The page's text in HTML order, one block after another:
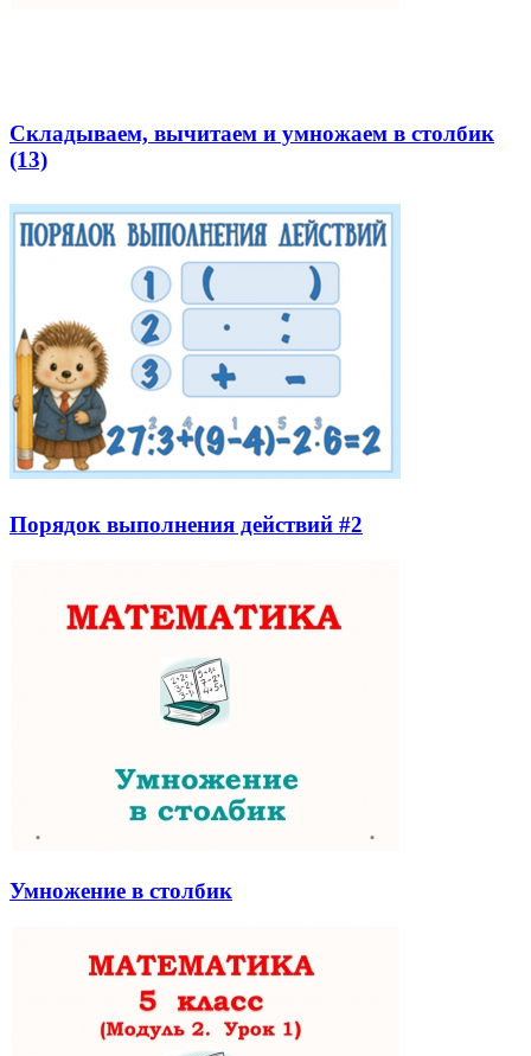
Складываем, вычитаем и умножаем в столбик
(13)
Порядок выполнения действий #2
Умножение в столбик